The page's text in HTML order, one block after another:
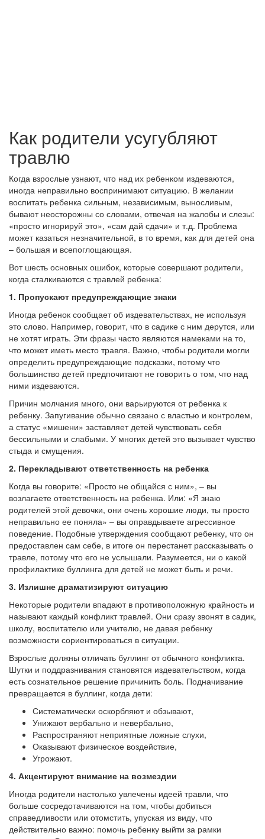
Как родители усугубляют
травлю
Когда взрослые узнают, что над их ребенком издеваются,
иногда неправильно воспринимают ситуацию. В желании
воспитать ребенка сильным, независимым, выносливым,
бывают неосторожны со словами, отвечая на жалобы и слезы:
«просто игнорируй это», «сам дай сдачи» и т.д. Проблема
может казаться незначительной, в то время, как для детей она
– большая и всепоглощающая.
Вот шесть основных ошибок, которые совершают родители,
когда сталкиваются с травлей ребенка:
1. Пропускают предупреждающие знаки
Иногда ребенок сообщает об издевательствах, не используя
это слово. Например, говорит, что в садике с ним дерутся, или
не хотят играть. Эти фразы часто являются намеками на то,
что может иметь место травля. Важно, чтобы родители могли
определить предупреждающие подсказки, потому что
большинство детей предпочитают не говорить о том, что над
ними издеваются.
Причин молчания много, они варьируются от ребенка к
ребенку. Запугивание обычно связано с властью и контролем,
а статус «мишени» заставляет детей чувствовать себя
бессильными и слабыми. У многих детей это вызывает чувство
стыда и смущения.
2. Перекладывают ответственность на ребенка
Когда вы говорите: «Просто не общайся с ним», – вы
возлагаете ответственность на ребенка. Или: «Я знаю
родителей этой девочки, они очень хорошие люди, ты просто
неправильно ее поняла» – вы оправдываете агрессивное
поведение. Подобные утверждения сообщают ребенку, что он
предоставлен сам себе, в итоге он перестанет рассказывать о
травле, потому что его не услышали. Разумеется, ни о какой
профилактике буллинга для детей не может быть и речи.
3. Излишне драматизируют ситуацию
Некоторые родители впадают в противоположную крайность и
называют каждый конфликт травлей. Они сразу звонят в садик,
школу, воспитателю или учителю, не давая ребенку
возможности сориентироваться в ситуации.
Взрослые должны отличать буллинг от обычного конфликта.
Шутки и поддразнивания становятся издевательством, когда
есть сознательное решение причинить боль. Подначивание
превращается в буллинг, когда дети:
Систематически оскорбляют и обзывают,
Унижают вербально и невербально,
Распространяют неприятные ложные слухи,
Оказывают физическое воздействие,
Угрожают.
4. Акцентируют внимание на возмездии
Иногда родители настолько увлечены идеей травли, что
больше сосредотачиваются на том, чтобы добиться
справедливости или отомстить, упуская из виду, что
действительно важно: помочь ребенку выйти за рамки